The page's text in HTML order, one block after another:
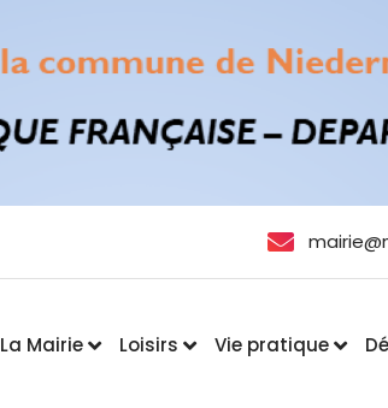
La Mairie Loisirs Vie pratique